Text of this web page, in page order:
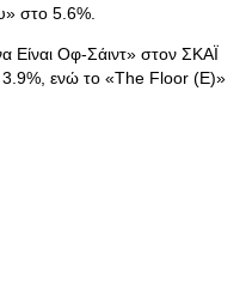
στο 5.6%.
Είναι Οφ-Σάιντ» στον ΣΚΑΪ
3.9%, ενώ το «The Floor (E)»